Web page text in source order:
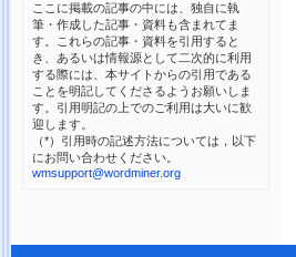
ここに掲載の記事の中には、独自に執
筆・作成した記事・資料も含まれてま
す。これらの記事・資料を引用すると
き、あるいは情報源として二次的に利用
する際には、本サイトからの引用である
ことを明記してくださるようお願いしま
す。引用明記の上でのご利用は大いに歓
迎します。
（*）引用時の記述方法については，以下
にお問い合わせください。
wmsupport@wordminer.org